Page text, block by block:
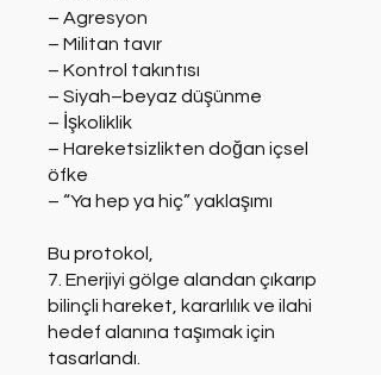
– Agresyon
– Militan tavır
– Kontrol takıntısı
– Siyah–beyaz düşünme
– İşkoliklik
– Hareketsizlikten doğan içsel
öfke
– “Ya hep ya hiç” yaklaşımı
Bu protokol,
7. Enerjiyi gölge alandan çıkarıp
bilinçli hareket, kararlılık ve ilahi
hedef alanına taşımak için
tasarlandı.